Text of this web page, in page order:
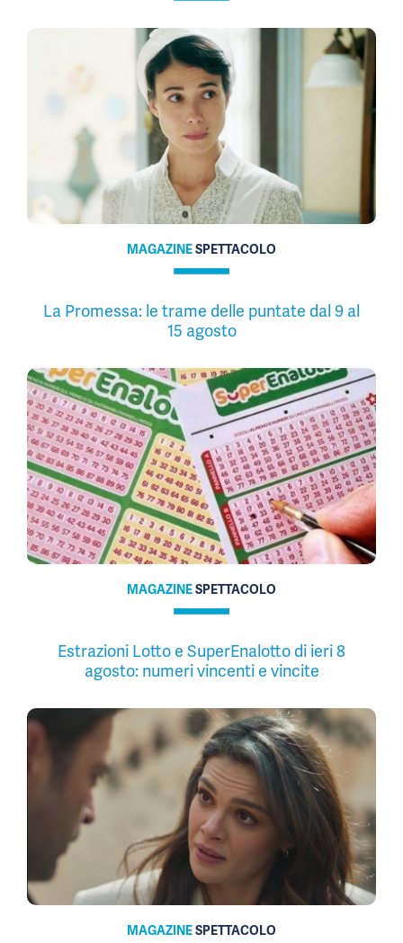
MAGAZINESPETTACOLO
La Promessa: le trame delle puntate dal 9 al
15 agosto
MAGAZINESPETTACOLO
Estrazioni Lotto e SuperEnalotto di ieri 8
agosto: numeri vincenti e vincite
MAGAZINESPETTACOLO